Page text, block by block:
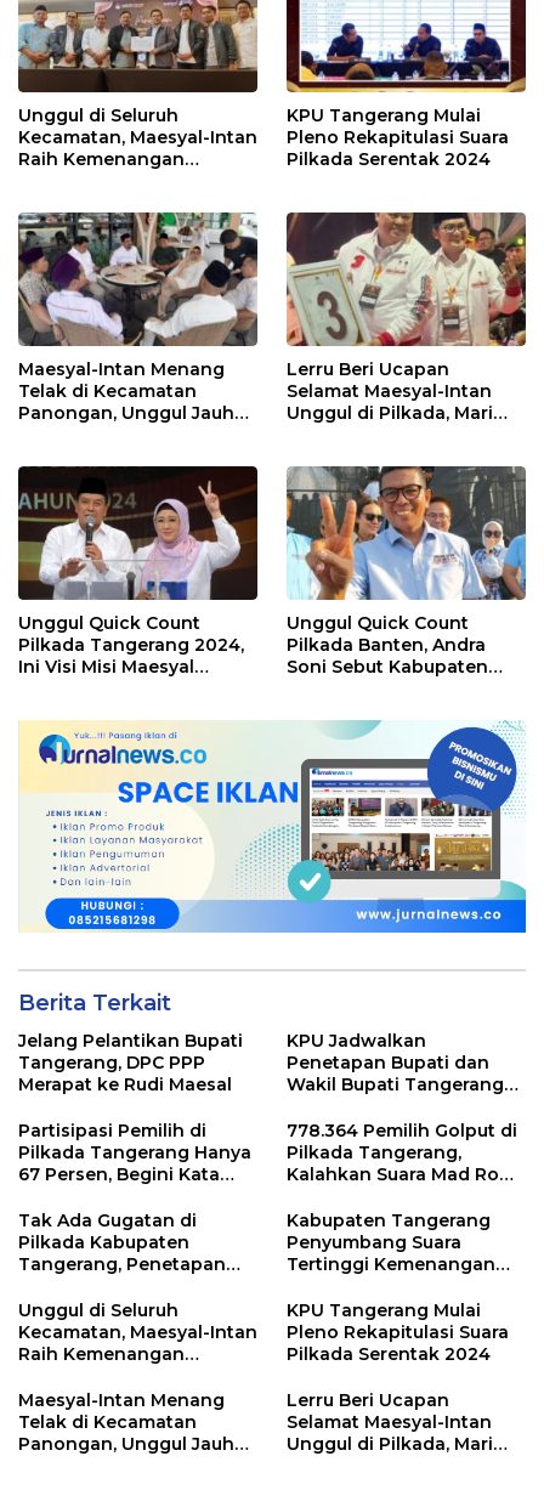
Unggul di Seluruh
Kecamatan, Maesyal-Intan
Raih Kemenangan
KPU Tangerang Mulai
Pleno Rekapitulasi Suara
Pilkada Serentak 2024
Maesyal-Intan Menang
Telak di Kecamatan
Panongan, Unggul Jauh
Lerru Beri Ucapan
Selamat Maesyal-Intan
Unggul di Pilkada, Mari
Unggul Quick Count
Pilkada Tangerang 2024,
Ini Visi Misi Maesyal
Unggul Quick Count
Pilkada Banten, Andra
Soni Sebut Kabupaten
Berita Terkait
Jelang Pelantikan Bupati
Tangerang, DPC PPP
Merapat ke Rudi Maesal
KPU Jadwalkan
Penetapan Bupati dan
Wakil Bupati Tangerang
Partisipasi Pemilih di
Pilkada Tangerang Hanya
67 Persen, Begini Kata
778.364 Pemilih Golput di
Pilkada Tangerang,
Kalahkan Suara Mad Romli
Tak Ada Gugatan di
Pilkada Kabupaten
Tangerang, Penetapan
Keputusan MK
Kabupaten Tangerang
Penyumbang Suara
Tertinggi Kemenangan
Banten
Unggul di Seluruh
Kecamatan, Maesyal-Intan
Raih Kemenangan
Tangerang
KPU Tangerang Mulai
Pleno Rekapitulasi Suara
Pilkada Serentak 2024
Maesyal-Intan Menang
Telak di Kecamatan
Panongan, Unggul Jauh
Lerru Beri Ucapan
Selamat Maesyal-Intan
Unggul di Pilkada, Mari